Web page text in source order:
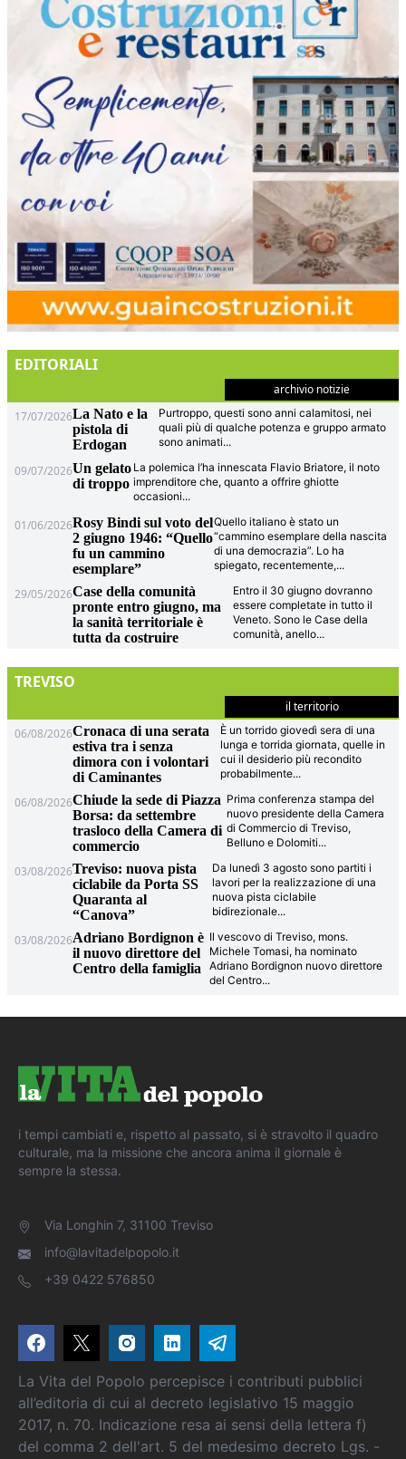
EDITORIALI
archivio notizie
17/07/2026La Nato e la
pistola di
Erdogan
Purtroppo, questi sono anni calamitosi, nei
quali più di qualche potenza e gruppo armato
sono animati...
09/07/2026Un gelato
di troppo
La polemica l’ha innescata Flavio Briatore, il noto
imprenditore che, quanto a offrire ghiotte
occasioni...
01/06/2026Rosy Bindi sul voto del
2 giugno 1946: “Quello
fu un cammino
esemplare”
Quello italiano è stato un
“cammino esemplare della nascita
di una democrazia”. Lo ha
spiegato, recentemente,...
29/05/2026Case della comunità
pronte entro giugno, ma
la sanità territoriale è
tutta da costruire
Entro il 30 giugno dovranno
essere completate in tutto il
Veneto. Sono le Case della
comunità, anello...
TREVISO
il territorio
06/08/2026Cronaca di una serata
estiva tra i senza
dimora con i volontari
di Caminantes
È un torrido giovedì sera di una
lunga e torrida giornata, quelle in
cui il desiderio più recondito
probabilmente...
06/08/2026Chiude la sede di Piazza
Borsa: da settembre
trasloco della Camera di
commercio
Prima conferenza stampa del
nuovo presidente della Camera
di Commercio di Treviso,
Belluno e Dolomiti...
03/08/2026Treviso: nuova pista
ciclabile da Porta SS
Quaranta al
“Canova”
Da lunedì 3 agosto sono partiti i
lavori per la realizzazione di una
nuova pista ciclabile
bidirezionale...
03/08/2026Adriano Bordignon è
il nuovo direttore del
Centro della famiglia
Il vescovo di Treviso, mons.
Michele Tomasi, ha nominato
Adriano Bordignon nuovo direttore
del Centro...
i tempi cambiati e, rispetto al passato, si è stravolto il quadro
culturale, ma la missione che ancora anima il giornale è
sempre la stessa.
Via Longhin 7, 31100 Treviso
info@lavitadelpopolo.it
+39 0422 576850
La Vita del Popolo percepisce i contributi pubblici
all’editoria di cui al decreto legislativo 15 maggio
2017, n. 70. Indicazione resa ai sensi della lettera f)
del comma 2 dell'art. 5 del medesimo decreto Lgs. -